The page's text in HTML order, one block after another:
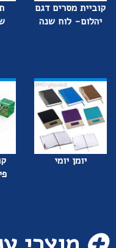
קוביית מסרים דגם
יהלום- לוח שנה
יומן יומי